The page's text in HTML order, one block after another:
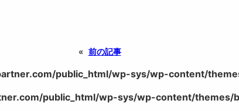
« 前の記事
public_html/wp-sys/wp-content/
public_html/wp-sys/wp-content/themes/